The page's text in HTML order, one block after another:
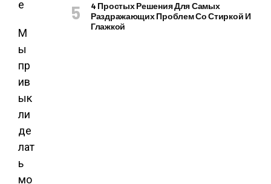
М
ы
пр
ив
ык
ли
де
лат
ь
мо
4 Простых Решения Для Самых
Раздражающих Проблем Со Стиркой И
Глажкой